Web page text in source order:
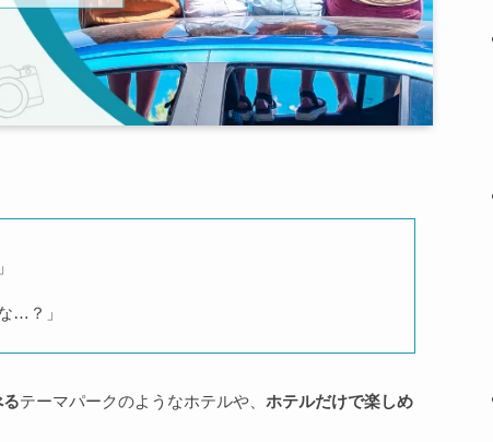
…？」
テーマパークのようなホテルや、 ホテルだけで楽しめ